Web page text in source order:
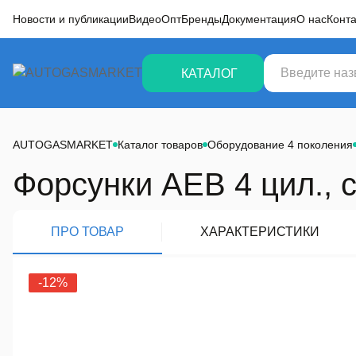
Новости и публикацииВидеоОптБрендыДокументацияО нас
КАТАЛОГ
4 поколения
AUTOGASMARKET Каталог товаров Оборудование 4 поколения
Форсунки AEB 4 цил.,
ПРО ТОВАР ХАРАКТЕРИСТИКИ
-12%